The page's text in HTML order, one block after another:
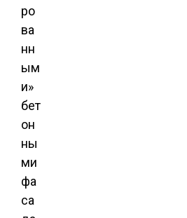
ро
ва
нн
ым
и»
бет
он
ны
ми
фа
са